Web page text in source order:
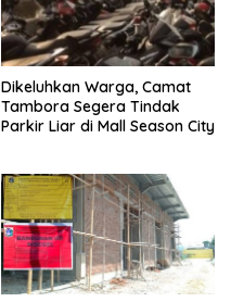
Dikeluhkan Warga, Camat
Tambora Segera Tindak
Parkir Liar di Mall Season City